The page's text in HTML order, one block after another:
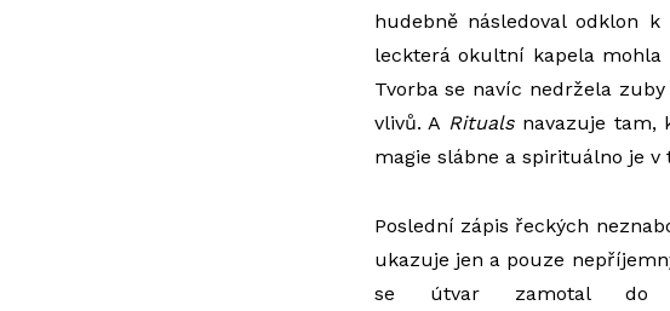
hudebně následoval odklon
leckterá okultní kapela mohla
Tvorba se navíc nedržela
vlivů. A Ritualsnavazuje tam,
magie slábne a spirituálno je
Poslední zápis řeckých
ukazuje jen a pouze
se útvar zamotal do